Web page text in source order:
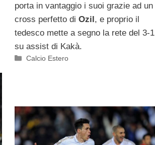
porta in vantaggio i suoi grazie ad un
cross perfetto di Ozil, e proprio il
tedesco mette a segno la rete del 3-1
su assist di Kakà.
Categorie
Calcio Estero